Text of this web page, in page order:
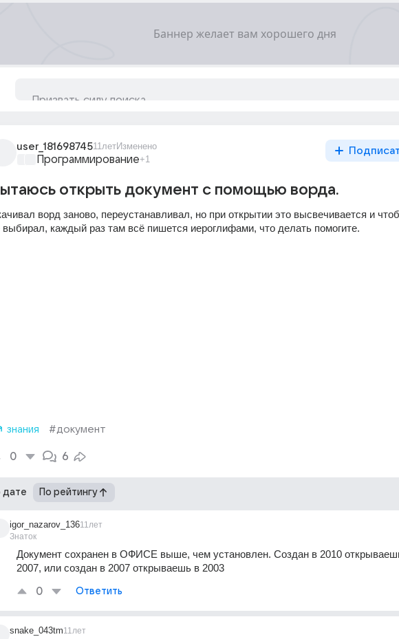
user_18169874511летИзменено
Программирование+1
открыть документ с помощью ворда.
ворд заново, переустанавливал, но при открытии это высвечивается и
выбирал, каждый раз там всё пишется иероглифами, что делать помогите.
знания #документ
0 6
дате По рейтингу
igor_nazarov_136
Знаток
11лет
Документ сохранен в ОФИСЕ выше, чем установлен. Создан в 2010
2007, или создан в 2007 открываешь в 2003
0 Ответить
snake_043tm11лет